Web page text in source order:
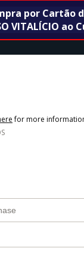
por Cartão
VITALÍCIO ao
for more